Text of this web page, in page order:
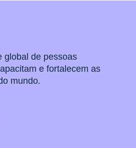
global de pessoas
e fortalecem as
mundo.